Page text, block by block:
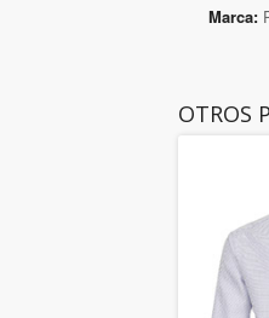
Marca:
OTROS